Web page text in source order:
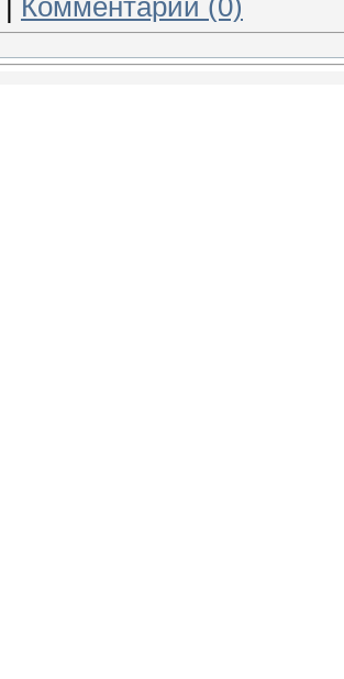
Комментарии (0)